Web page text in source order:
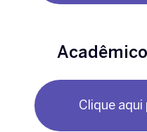
Clique aqui